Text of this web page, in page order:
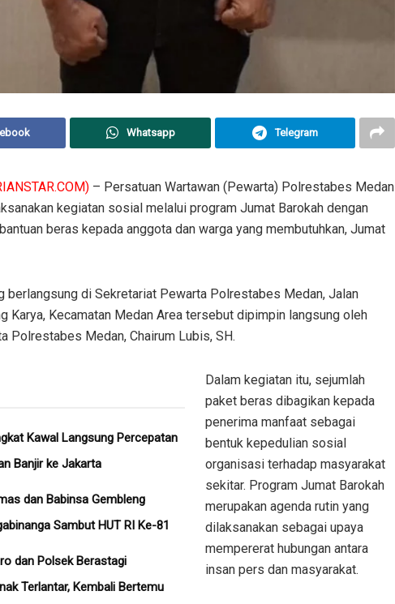
Whatsapp Telegram
– Persatuan Wartawan (Pewarta) Polrestabes Medan
kegiatan sosial melalui program Jumat Barokah dengan
beras kepada anggota dan warga yang membutuhkan, Jumat
berlangsung di Sekretariat Pewarta Polrestabes Medan, Jalan
Karya, Kecamatan Medan Area tersebut dipimpin langsung oleh
Polrestabes Medan, Chairum Lubis, SH.
Kawal Langsung Percepatan
Banjir ke Jakarta
dan Babinsa Gembleng
Sambut HUT RI Ke-81
dan Polsek Berastagi
Terlantar, Kembali Bertemu
Dalam kegiatan itu, sejumlah
paket beras dibagikan kepada
penerima manfaat sebagai
bentuk kepedulian sosial
organisasi terhadap masyarakat
sekitar. Program Jumat Barokah
merupakan agenda rutin yang
dilaksanakan sebagai upaya
mempererat hubungan antara
insan pers dan masyarakat.